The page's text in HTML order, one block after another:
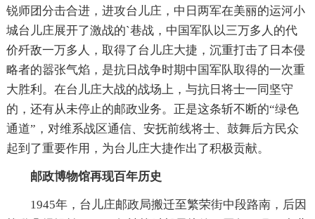
锐师团分击合进，进攻台儿庄，中日两军在美丽的运河小
城台儿庄展开了激战的`巷战，中国军队以三万多人的代
价歼敌一万多人，取得了台儿庄大捷，沉重打击了日本侵
略者的嚣张气焰，是抗日战争时期中国军队取得的一次重
大胜利。在台儿庄大战的战场上，与抗日将士一同坚守
的，还有从未停止的邮政业务。正是这条斩不断的“绿色
通道”，对维系战区通信、安抚前线将士、鼓舞后方民众
起到了重要作用，为台儿庄大捷作出了积极贡献。
邮政博物馆再现百年历史
1945年，台儿庄邮政局搬迁至繁荣街中段路南，后因